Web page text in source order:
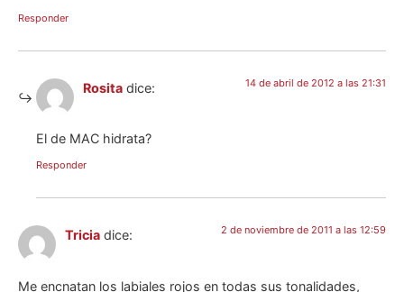
Responder
Rosita dice: 14 de abril de 2012 a las 21:31
El de MAC hidrata?
Responder
Tricia dice: 2 de noviembre de 2011 a las 12:59
Me encnatan los labiales rojos en todas sus tonalidades,